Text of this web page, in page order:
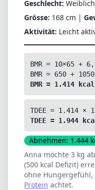
Geschlecht: Weiblich
Grösse: 168 cm |
Aktivität: Leicht
BMR = 10×65 +
BMR = 650 +
BMR = 1.414 kcal
TDEE = 1.414 ×
TDEE = 1.944
Abnehmen: 1.444
Anna möchte 3 kg
(500 kcal Defizit)
ohne
Protein achtet.